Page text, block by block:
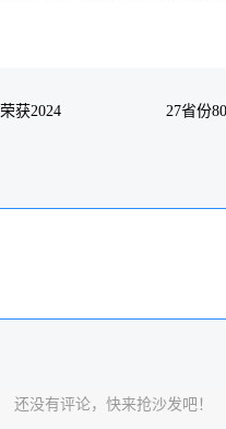
获2024 27省份
还没有评论，快来抢沙发吧！